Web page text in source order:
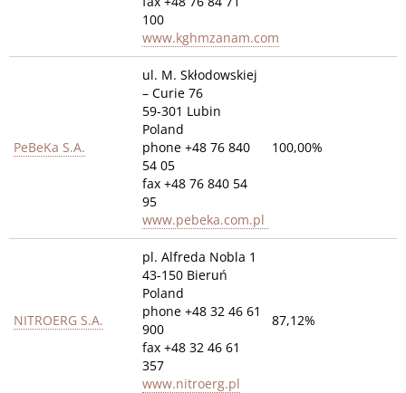
100
www.kghmzanam.com
PeBeKa S.A.
ul. M. Skłodowskiej
– Curie 76
59-301 Lubin
Poland
phone +48 76 840
54 05
fax +48 76 840 54
95
www.pebeka.com.pl
100,00%
NITROERG S.A.
pl. Alfreda Nobla 1
43-150 Bieruń
Poland
phone +48 32 46 61
900
fax +48 32 46 61
357
www.nitroerg.pl
87,12%